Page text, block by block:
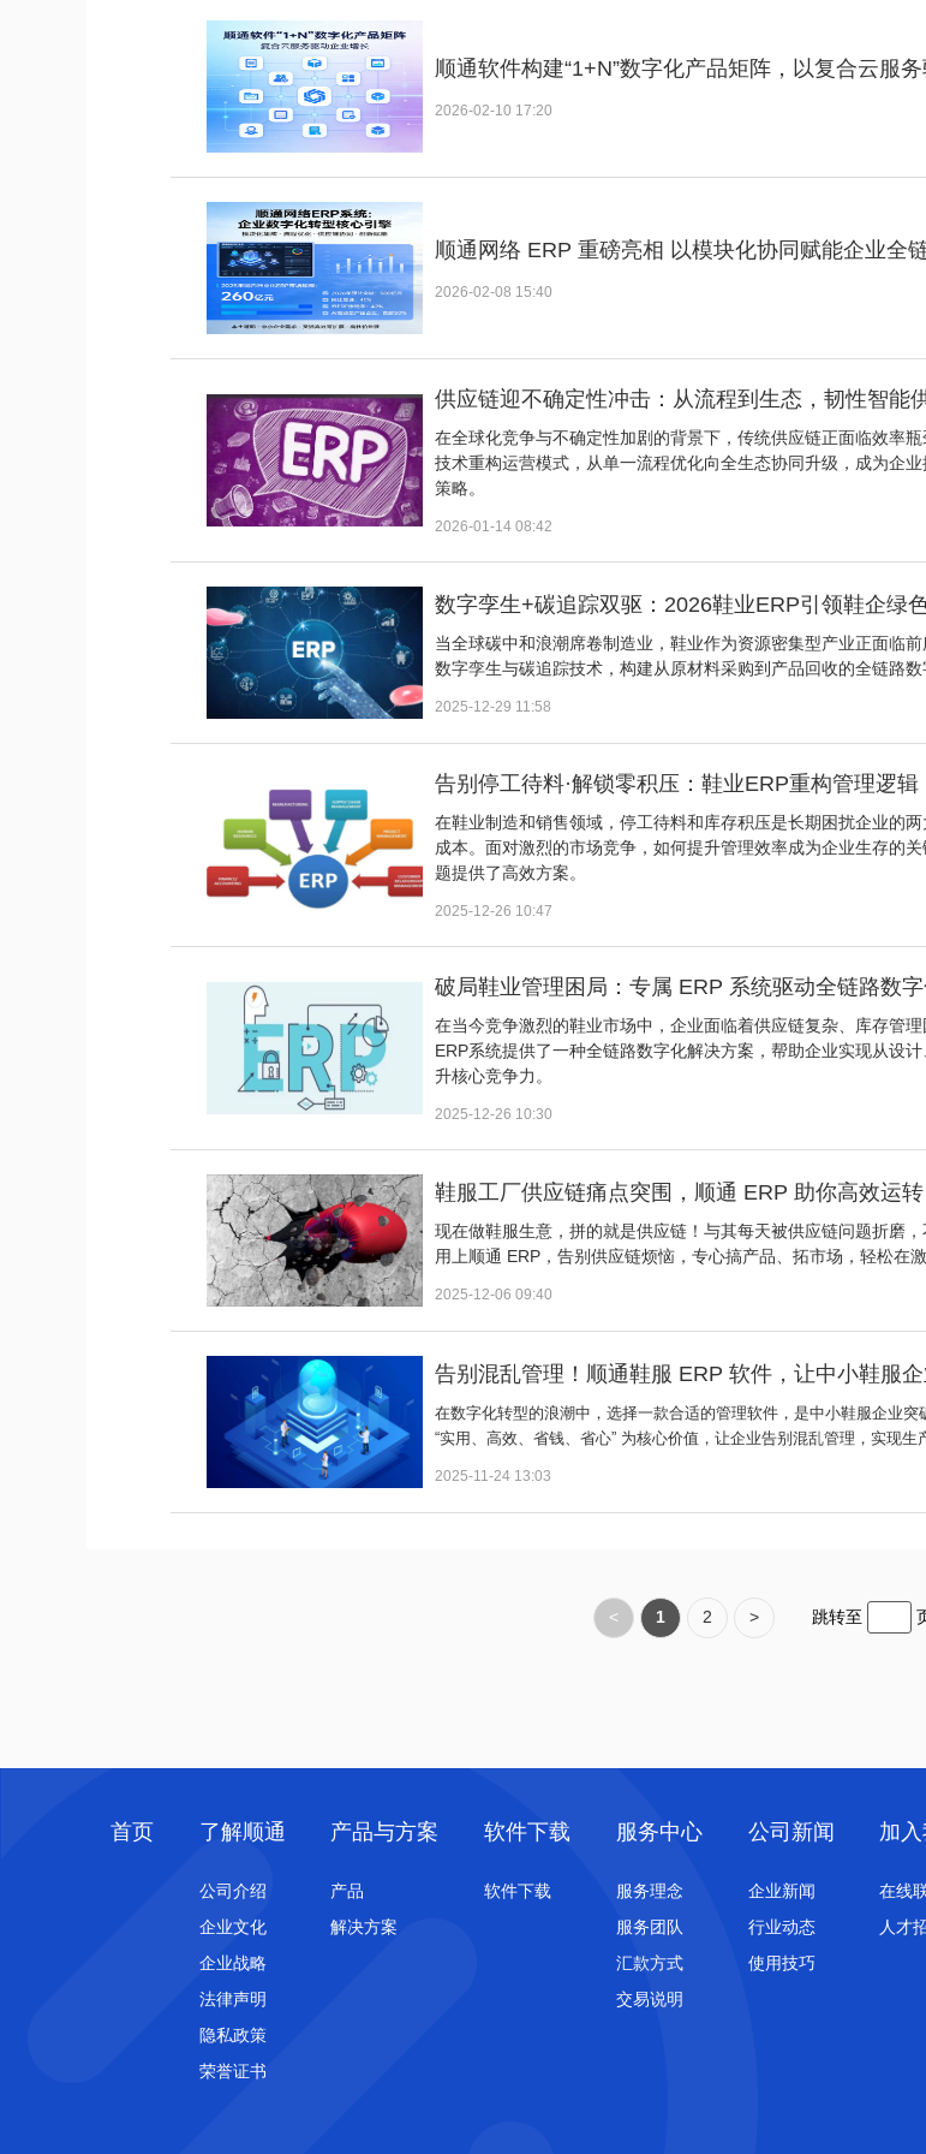
顺通软件构建“1+N”数字化产品矩阵，以复合云服
2026-02-10 17:20
顺通网络 ERP 重磅亮相 以模块化协同赋能企业全
2026-02-08 15:40
供应链迎不确定性冲击：从流程到生态，韧性智能
在全球化竞争与不确定性加剧的背景下，传统供应链正面临效率
技术重构运营模式，从单一流程优化向全生态协同升级，成为企
策略。
2026-01-14 08:42
数字孪生+碳追踪双驱：2026鞋业ERP引领鞋企绿
当全球碳中和浪潮席卷制造业，鞋业作为资源密集型产业正面临
数字孪生与碳追踪技术，构建从原材料采购到产品回收的全链路
2025-12-29 11:58
告别停工待料·解锁零积压：鞋业ERP重构管理逻
在鞋业制造和销售领域，停工待料和库存积压是长期困扰企业的
成本。面对激烈的市场竞争，如何提升管理效率成为企业生存的
题提供了高效方案。
2025-12-26 10:47
破局鞋业管理困局：专属 ERP 系统驱动全链路数
在当今竞争激烈的鞋业市场中，企业面临着供应链复杂、库存管
ERP系统提供了一种全链路数字化解决方案，帮助企业实现从设
升核心竞争力。
2025-12-26 10:30
鞋服工厂供应链痛点突围，顺通 ERP 助你高效运转
现在做鞋服生意，拼的就是供应链！与其每天被供应链问题折磨
用上顺通 ERP，告别供应链烦恼，专心搞产品、拓市场，轻松在
2025-12-06 09:40
告别混乱管理！顺通鞋服 ERP 软件，让中小鞋服
在数字化转型的浪潮中，选择一款合适的管理软件，是中小鞋服企业
“实用、高效、省钱、省心” 为核心价值，让企业告别混乱管理，实现
2025-11-24 13:03
< 1 2 > 跳转至
首页 了解顺通
公司介绍
企业文化
企业战略
法律声明
隐私政策
荣誉证书
产品与方案
产品
解决方案
软件下载
软件下载
服务中心
服务理念
服务团队
汇款方式
交易说明
公司新闻
企业新闻
行业动态
使用技巧
加
在线
人才